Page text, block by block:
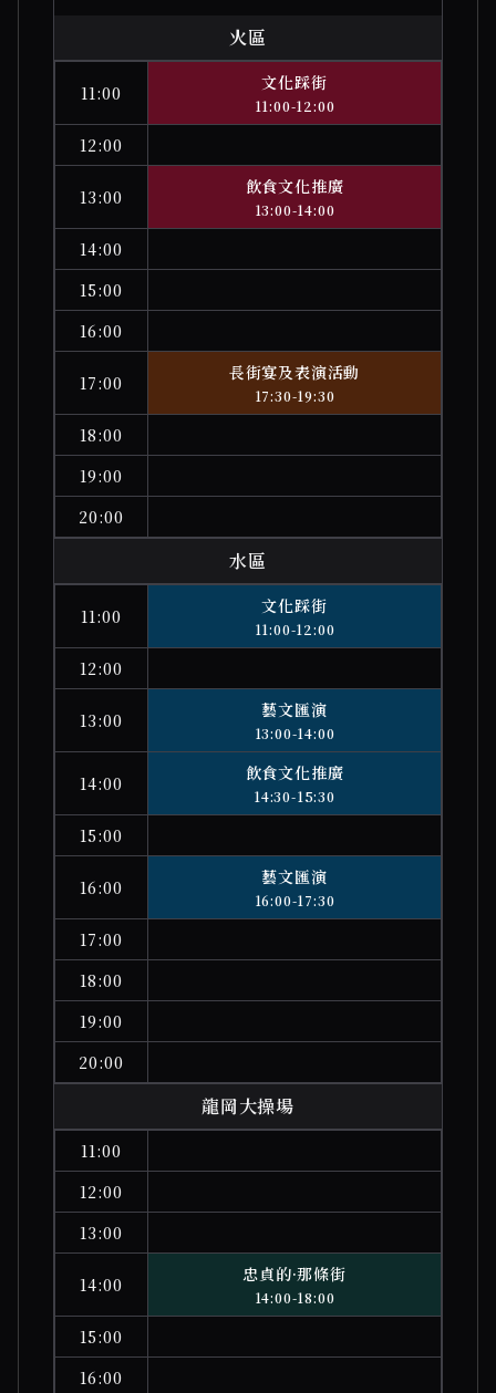
火區
11:00 文化踩街
11:00-12:00
12:00
13:00 飲食文化推廣
13:00-14:00
14:00
15:00
16:00
17:00 長街宴及表演活動
17:30-19:30
18:00
19:00
20:00
水區
11:00 文化踩街
11:00-12:00
12:00
13:00 藝文匯演
13:00-14:00
14:00 飲食文化推廣
14:30-15:30
15:00
16:00 藝文匯演
16:00-17:30
17:00
18:00
19:00
20:00
龍岡大操場
11:00
12:00
13:00
14:00 忠貞的·那條街
14:00-18:00
15:00
16:00